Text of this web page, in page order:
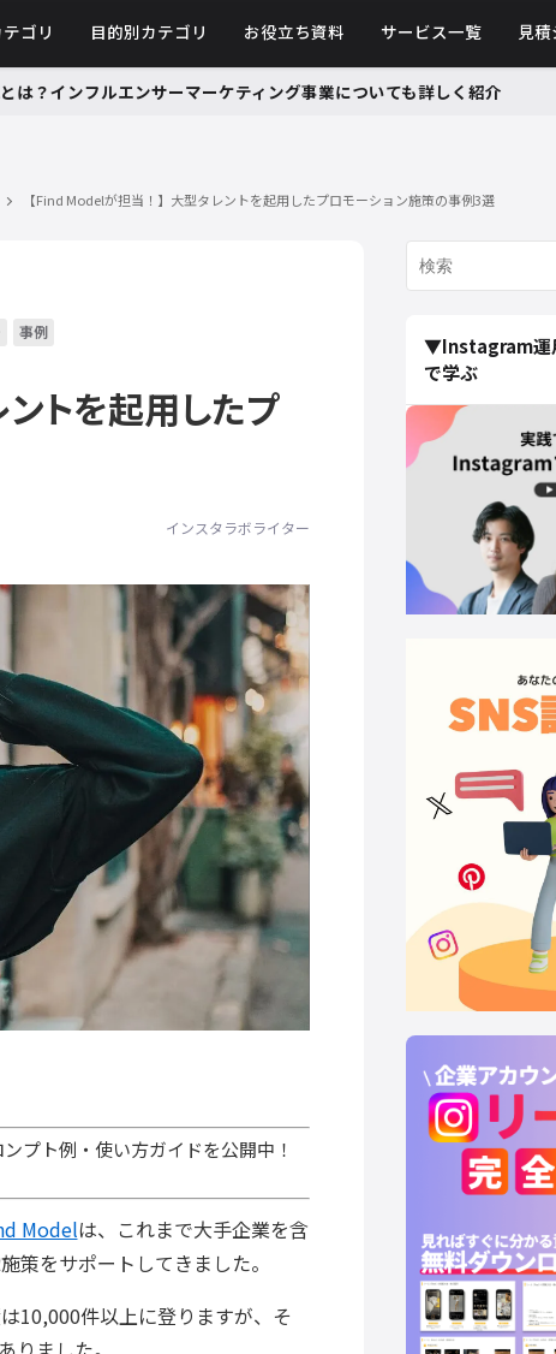
ゴリ 目的別カテゴリ お役立ち資料 サービス一覧 見
？インフルエンサーマーケティング事業についても詳しく紹介
【Find Modelが担当！】大型タレントを起用したプロモーション施策の事例3選
事例
トを起用したプ
インスタラボライター
プト例・使い方ガイドを公開中！
Modelは、これまで大手企業を含
策をサポートしてきました。
10,000件以上に登りますが、そ
▼Instagram運
で学ぶ